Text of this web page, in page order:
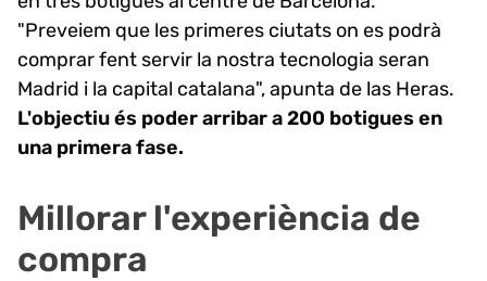
"Preveiem que les primeres ciutats on es podrà
comprar fent servir la nostra tecnologia seran
Madrid i la capital catalana", apunta de las Heras.
L'objectiu és poder arribar a 200 botigues en
una primera fase.
Millorar l'experiència de
compra